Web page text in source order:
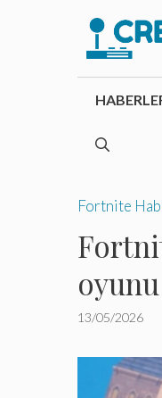
Fortnite
13/05/2026